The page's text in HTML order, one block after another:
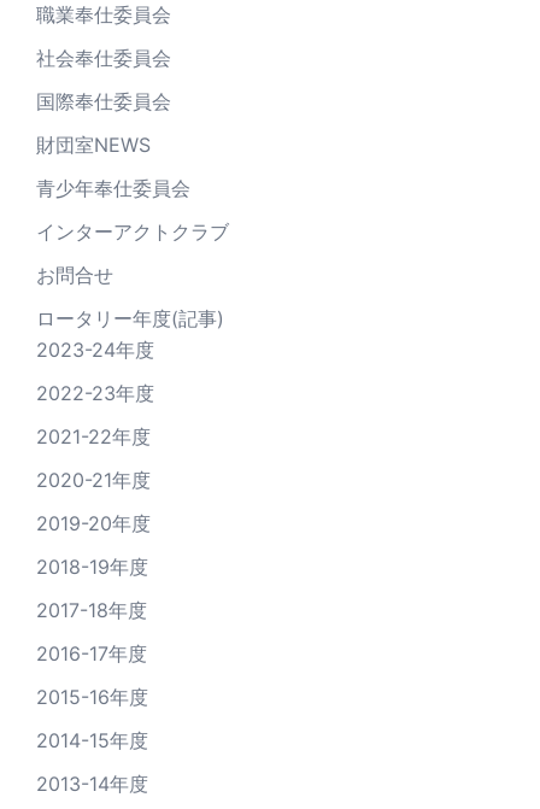
職業奉仕委員会
社会奉仕委員会
国際奉仕委員会
財団室NEWS
青少年奉仕委員会
インターアクトクラブ
お問合せ
ロータリー年度(記事)
2023-24年度
2022-23年度
2021-22年度
2020-21年度
2019-20年度
2018-19年度
2017-18年度
2016-17年度
2015-16年度
2014-15年度
2013-14年度